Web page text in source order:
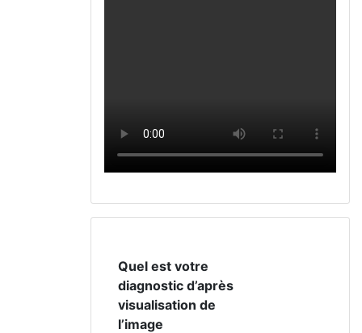
Quel est votre
diagnostic d’après
visualisation de
l’image